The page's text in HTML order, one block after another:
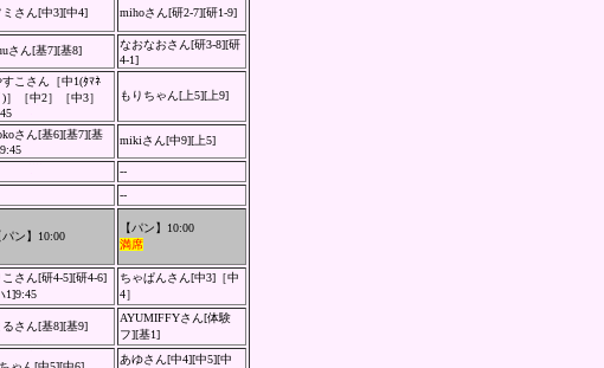
ミさん[中3][中4] mihoさん[研2-7][研1-9]
さん[基7][基8]
なおなおさん[研3-8][研
4-1]
すこさん ［中1(ﾀﾏﾈ
)］［中2］［中3］
もりちゃん[上5][上9]
さん[基6][基7][基
mikiさん[中9][上5]
--
--
パン】10:00
【パン】10:00
満席
こさん[研4-5][研4-6]
1]9:45
ちゃぱんさん[中3]［中
4］
るさん[基8][基9]
AYUMIFFYさん[体験
フ][基1]
あゆさん[中4][中5][中